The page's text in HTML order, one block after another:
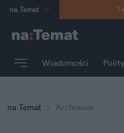
na:Temat
Poland
mama
Rozrywka
Wiadomości
na:Temat Archiwum